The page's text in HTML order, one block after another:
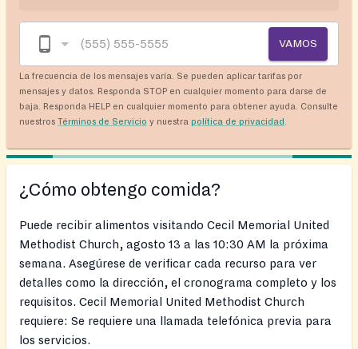
VAMOS
La frecuencia de los mensajes varía. Se pueden aplicar tarifas por
mensajes y datos. Responda STOP en cualquier momento para darse de
baja. Responda HELP en cualquier momento para obtener ayuda. Consulte
nuestros Términos de Servicio y nuestra política de privacidad
¿Cómo obtengo comida?
Puede recibir alimentos visitando Cecil Memorial United
Methodist Church, agosto 13 a las 10:30 AM la próxima
semana. Asegúrese de verificar cada recurso para ver
detalles como la dirección, el cronograma completo y los
requisitos. Cecil Memorial United Methodist Church
requiere: Se requiere una llamada telefónica previa para
los servicios.